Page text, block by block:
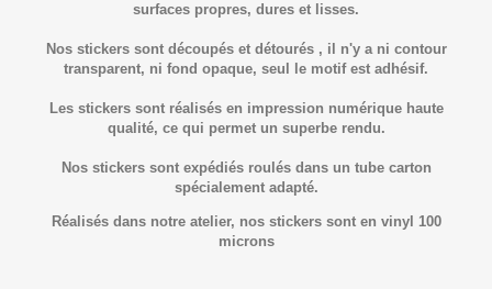
surfaces propres, dures et lisses.
Nos stickers sont découpés et détourés , il n'y a ni contour
transparent, ni fond opaque, seul le motif est adhésif.
Les stickers sont réalisés en impression numérique haute
qualité, ce qui permet un superbe rendu.
Nos stickers sont expédiés roulés dans un tube carton
spécialement adapté.
Réalisés dans notre atelier, nos stickers sont en vinyl 100
microns